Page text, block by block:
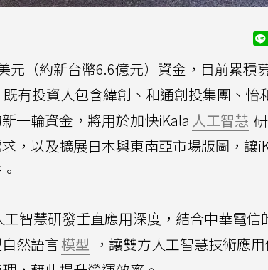
元（約新台幣6.6億元）資金，目前累積
有投資人包含緯創、和通創投集團、怡
一輪資金，將用於加快iKala 人工智慧
，以及擴展日本與東南亞市場版圖，讓
智慧研發垂直應用深度，結合中華電信
然語言模型 ，讓雙方人工智慧技術應